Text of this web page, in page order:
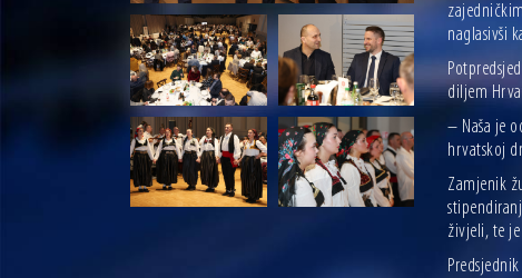
naglasivši
diljem
– Naša je
hrvatskoj
Zamjenik
živjeli, te